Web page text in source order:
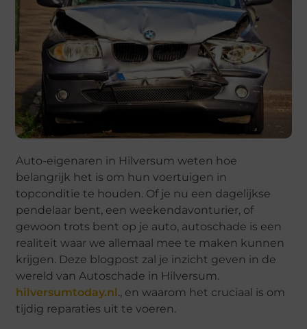
Auto-eigenaren in Hilversum weten hoe
belangrijk het is om hun voertuigen in
topconditie te houden. Of je nu een dagelijkse
pendelaar bent, een weekendavonturier, of
gewoon trots bent op je auto, autoschade is een
realiteit waar we allemaal mee te maken kunnen
krijgen. Deze blogpost zal je inzicht geven in de
wereld van Autoschade in Hilversum.
hilversumtoday.nl., en waarom het cruciaal is om
tijdig reparaties uit te voeren.